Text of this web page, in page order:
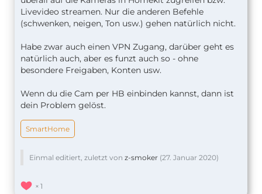
Livevideo streamen. Nur die anderen Befehle
(schwenken, neigen, Ton usw.) gehen natürlich nicht.
Habe zwar auch einen VPN Zugang, darüber geht es
natürlich auch, aber es funzt auch so - ohne
besondere Freigaben, Konten usw.
Wenn du die Cam per HB einbinden kannst, dann ist
dein Problem gelöst.
SmartHome
Einmal editiert, zuletzt von z-smoker (27. Januar 2020)
1